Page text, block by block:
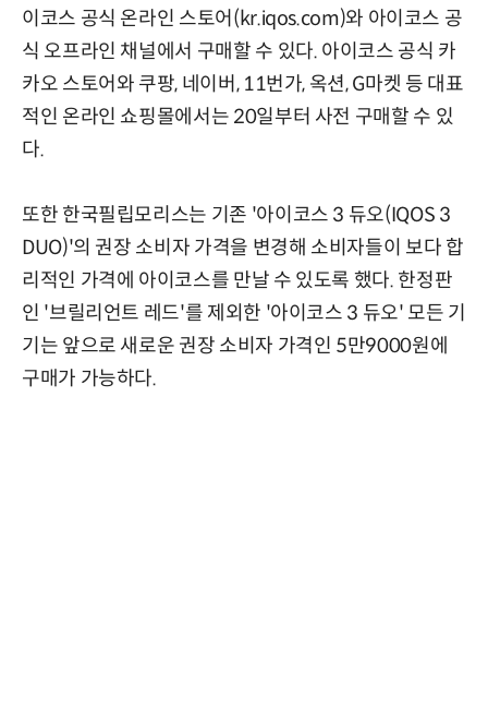
이코스 공식 온라인 스토어(kr.iqos.com)와 아이코스 공
식 오프라인 채널에서 구매할 수 있다. 아이코스 공식 카
카오 스토어와 쿠팡, 네이버, 11번가, 옥션, G마켓 등 대표
적인 온라인 쇼핑몰에서는 20일부터 사전 구매할 수 있
다.
또한 한국필립모리스는 기존 '아이코스 3 듀오(IQOS 3
DUO)'의 권장 소비자 가격을 변경해 소비자들이 보다 합
리적인 가격에 아이코스를 만날 수 있도록 했다. 한정판
인 '브릴리언트 레드'를 제외한 '아이코스 3 듀오' 모든 기
기는 앞으로 새로운 권장 소비자 가격인 5만9000원에
구매가 가능하다.